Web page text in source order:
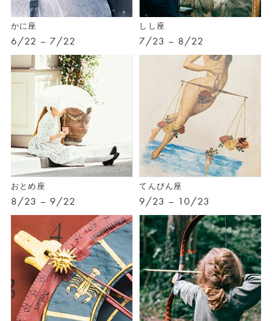
かに座
6/22 – 7/22
しし座
7/23 – 8/22
おとめ座
8/23 – 9/22
てんびん座
9/23 – 10/23